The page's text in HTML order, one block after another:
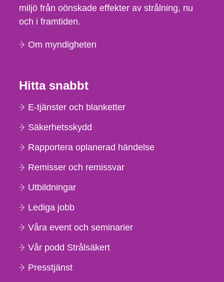
miljö från oönskade effekter av strålning, nu
och i framtiden.
Om myndigheten
Hitta snabbt
E-tjänster och blanketter
Säkerhetsskydd
Rapportera oplanerad händelse
Remisser och remissvar
Utbildningar
Lediga jobb
Våra event och seminarier
Vår podd Strålsäkert
Presstjänst